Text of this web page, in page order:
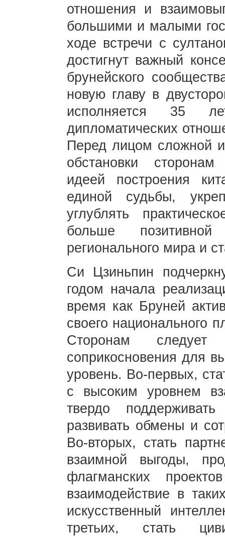
отношения и
большими и малыми
ходе встречи с
достигнут важный
брунейского
новую главу в
исполняется 35
дипломатических
Перед лицом сложной
обстановки сторонам
идеей построения
единой судьбы,
углублять
больше
регионального мира и
Си Цзиньпин
годом начала
время как Бруней
своего национального
Сторонам следует
соприкосновения для
уровень. Во-первых,
с высоким уровнем
твердо
развивать обмены и
Во-вторых, стать
взаимной выгоды,
флагманских
взаимодействие в
искусственный
третьих, стать